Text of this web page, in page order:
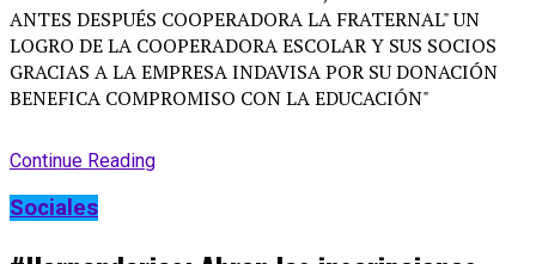
Continue Reading
Sociales